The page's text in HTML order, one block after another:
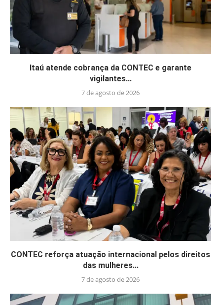
Itaú atende cobrança da CONTEC e garante
vigilantes...
7 de agosto de 2026
CONTEC reforça atuação internacional pelos direitos
das mulheres...
7 de agosto de 2026